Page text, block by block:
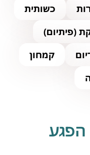
כשותית
(פיתיום)
קמחון
הפגע